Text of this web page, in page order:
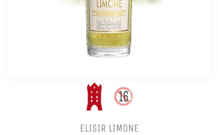
ELISIR LIMONE